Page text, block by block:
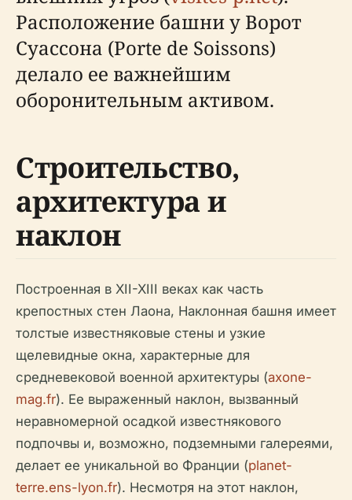
Расположение башни у Ворот
Суассона (Porte de Soissons)
делало ее важнейшим
оборонительным активом.
Строительство,
архитектура и
наклон
Построенная в XII-XIII веках как часть
крепостных стен Лаона, Наклонная башня имеет
толстые известняковые стены и узкие
щелевидные окна, характерные для
средневековой военной архитектуры (axone-
mag.fr). Ее выраженный наклон, вызванный
неравномерной осадкой известнякового
подпочвы и, возможно, подземными галереями,
делает ее уникальной во Франции (planet-
terre.ens-lyon.fr). Несмотря на этот наклон,